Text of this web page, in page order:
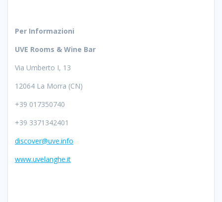
Per Informazioni
UVE Rooms & Wine Bar
Via Umberto I, 13
12064 La Morra (CN)
+39 017350740
+39 3371342401
discover@uve.info
www.uvelanghe.it